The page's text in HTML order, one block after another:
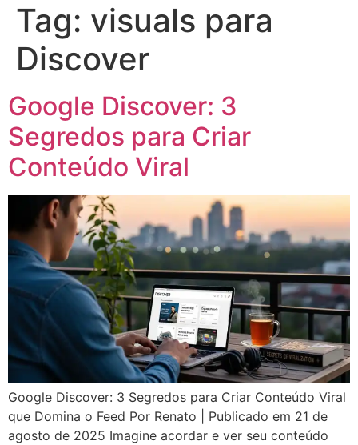
Tag: visuals para
Discover
Google Discover: 3
Segredos para Criar
Conteúdo Viral
Google Discover: 3 Segredos para Criar Conteúdo Viral
que Domina o Feed Por Renato | Publicado em 21 de
agosto de 2025 Imagine acordar e ver seu conteúdo